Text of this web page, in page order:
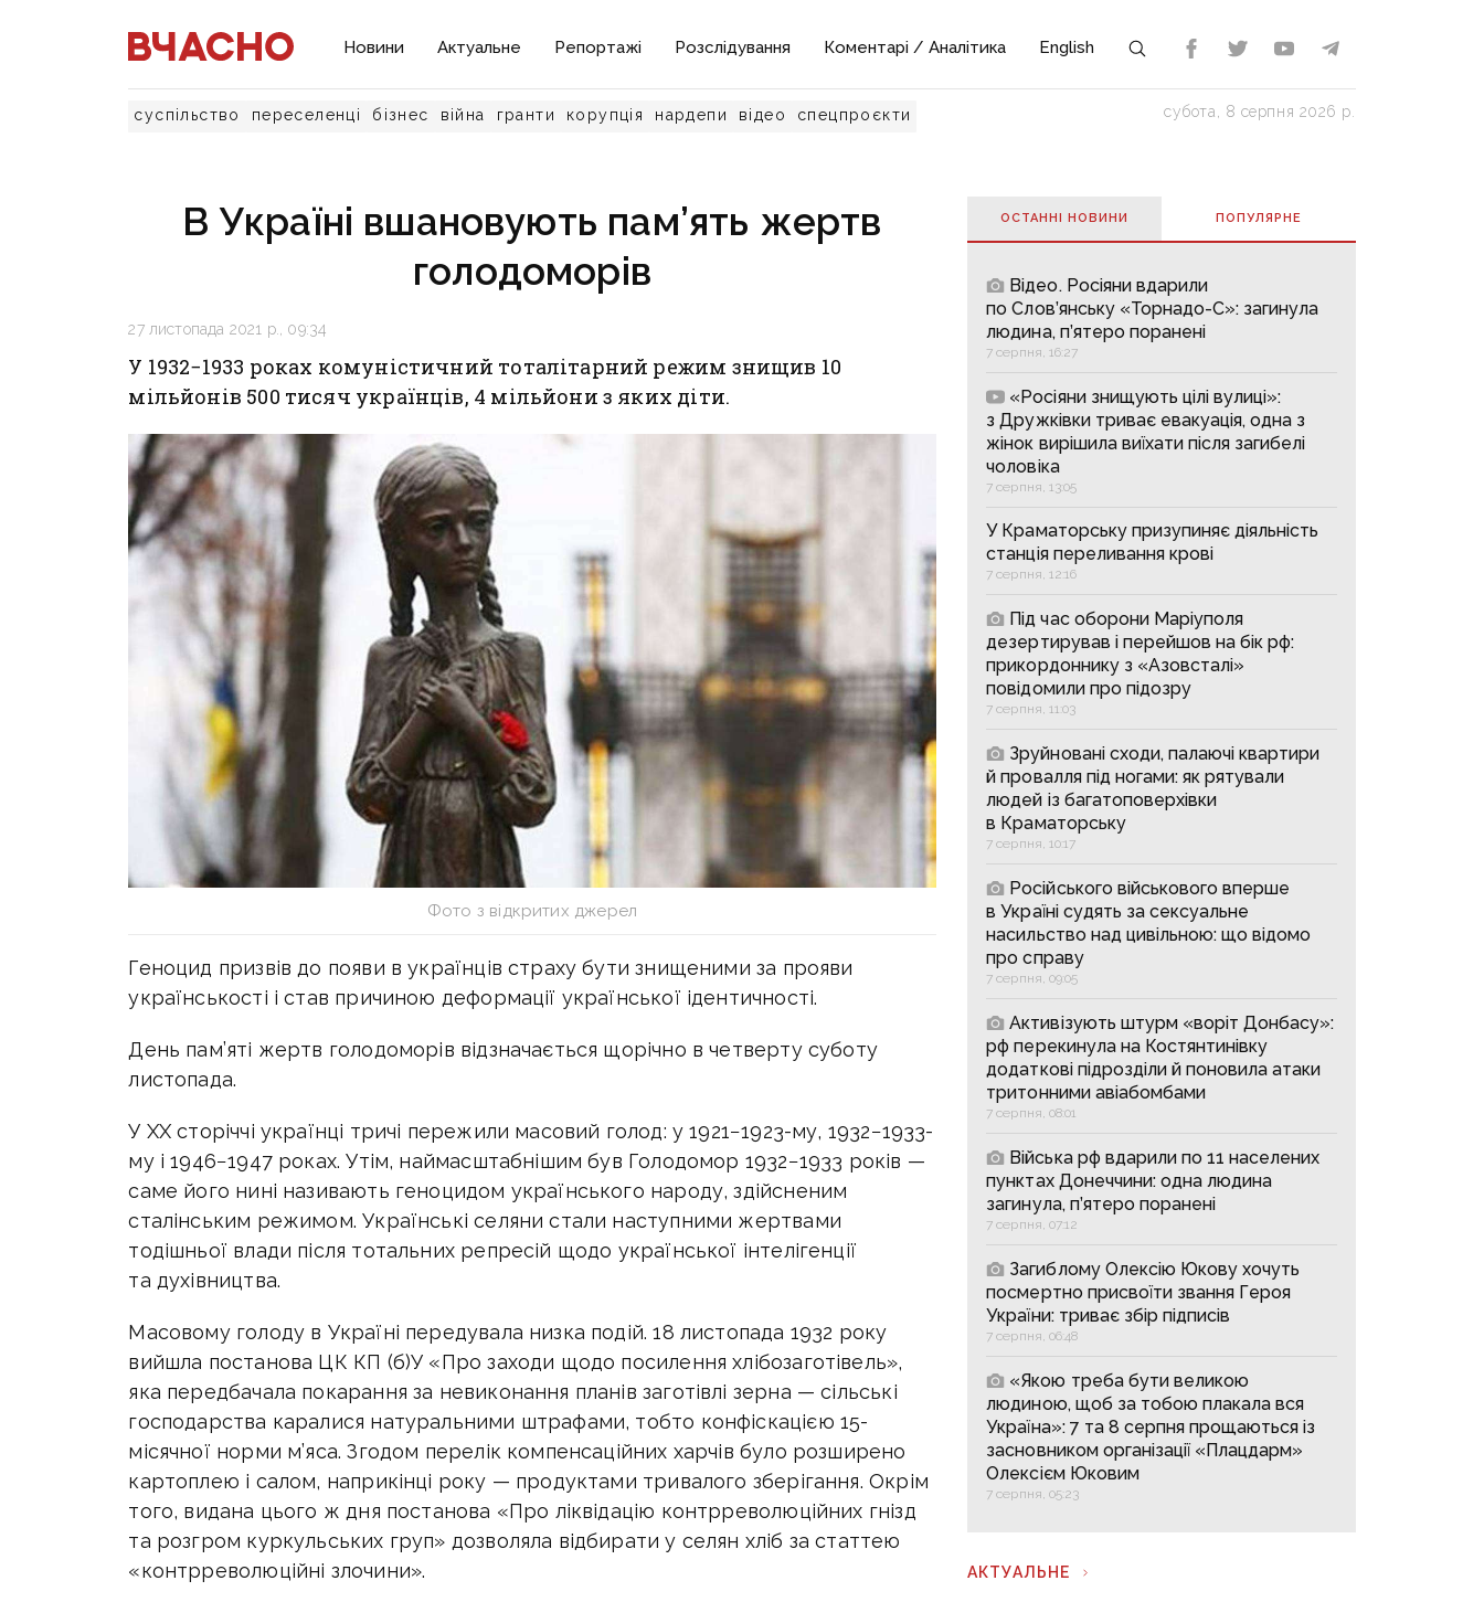
Новини Актуальне Репортажі Розслідування Коментарі / Аналітика English
суспільство переселенці бізнес війна гранти корупція нардепи відео спецпроєкти субота, 8 серпня 2026 р.
В Україні вшановують пам’ять жертв
голодоморів
27 листопада 2021 р., 09:34
У 1932−1933 роках комуністичний тоталітарний режим знищив 10
мільйонів 500 тисяч українців, 4 мільйони з яких діти.
Фото з відкритих джерел
Геноцид призвів до появи в українців страху бути знищеними за прояви
українськості і став причиною деформації української іден­тичності.
День пам’яті жертв голодоморів відзначається щорічно в четверту суботу
листопада.
У ХХ сторіччі українці тричі пережили масовий голод: у 1921−1923-му, 1932−1933-
му і 1946−1947 роках. Утім, наймасштабнішим був Голодомор 1932−1933 років —
саме його нині називають геноцидом українського народу, здійсненим
сталінським режимом. Українські селяни стали наступними жертвами
тодішньої влади після тотальних репресій щодо української інтелігенції
та духівництва.
Масовому голоду в Україні передувала низка подій. 18 листопада 1932 року
вийшла постанова ЦК КП (б)У «Про заходи щодо посилення хлібозаготівель»,
яка передбачала покарання за невиконання планів заготівлі зерна — сільські
господарства каралися натуральними штрафами, тобто конфіскацією 15-
місячної норми м’яса. Згодом перелік компенсаційних харчів було розширено
картоплею і салом, наприкінці року — продуктами тривалого зберігання. Окрім
того, видана цього ж дня постанова «Про ліквідацію контрреволюційних гнізд
та розгром куркульських груп» дозволяла відбирати у селян хліб за статтею
«контрреволюційні злочини».
ОСТАННІ НОВИНИ ПОПУЛЯРНE
Відео. Росіяни вдарили
по Слов’янську «Торнадо-С»: загинула
людина, п’ятеро поранені
7 серпня, 16:27
«Росіяни знищують цілі вулиці»:
з Дружківки триває евакуація, одна з
жінок вирішила виїхати після загибелі
чоловіка
7 серпня, 13:05
У Краматорську призупиняє діяльність
станція переливання крові
7 серпня, 12:16
Під час оборони Маріуполя
дезертирував і перейшов на бік рф:
прикордоннику з «Азовсталі»
повідомили про підозру
7 серпня, 11:03
Зруйновані сходи, палаючі квартири
й провалля під ногами: як рятували
людей із багатоповерхівки
в Краматорську
7 серпня, 10:17
Російського військового вперше
в Україні судять за сексуальне
насильство над цивільною: що відомо
про справу
7 серпня, 09:05
Активізують штурм «воріт Донбасу»:
рф перекинула на Костянтинівку
додаткові підрозділи й поновила атаки
тритонними авіабомбами
7 серпня, 08:01
Війська рф вдарили по 11 населених
пунктах Донеччини: одна людина
загинула, п’ятеро поранені
7 серпня, 07:12
Загиблому Олексію Юкову хочуть
посмертно присвоїти звання Героя
України: триває збір підписів
7 серпня, 06:48
«Якою треба бути великою
людиною, щоб за тобою плакала вся
Україна»: 7 та 8 серпня прощаються із
засновником організації «Плацдарм»
Олексієм Юковим
7 серпня, 05:23
АКТУАЛЬНЕ